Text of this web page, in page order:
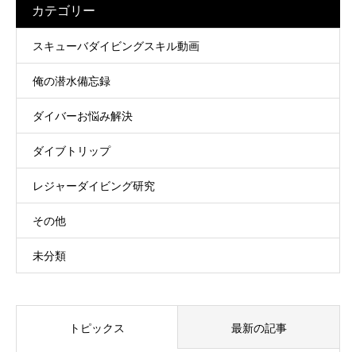
カテゴリー
スキューバダイビングスキル動画
俺の潜水備忘録
ダイバーお悩み解決
ダイブトリップ
レジャーダイビング研究
その他
未分類
トピックス 最新の記事